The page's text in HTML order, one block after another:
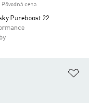
Pôvodná cena
Pureboost 22
zoznamu želaných